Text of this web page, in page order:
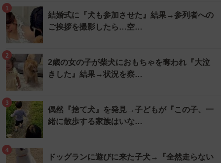
1
結婚式に『犬も参加させた』結果→参列者への
ご挨拶を撮影したら…空…
2
2歳の女の子が柴犬におもちゃを奪われ『大泣
きした』結果→状況を察…
3
偶然『捨て犬』を発見→子どもが『この子、一
緒に散歩する家族はいな…
4
ドッグランに遊びに来た子犬→『全然走らない